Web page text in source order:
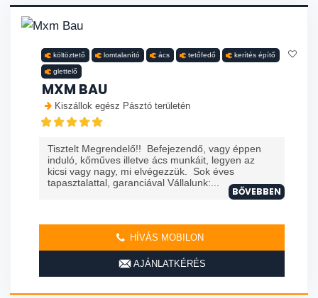
költöztető lomtalanító ács tetőfedő kerítés építő
glettelő
MXM BAU
Kiszállok egész Pásztó területén
Tisztelt Megrendelő!! Befejezendő, vagy éppen
induló, kőműves illetve ács munkáit, legyen az
kicsi vagy nagy, mi elvégezzük. Sok éves
tapasztalattal, garanciával Vállalunk:...
BŐVEBBEN
HÍVÁS MOBILON
AJÁNLATKÉRÉS